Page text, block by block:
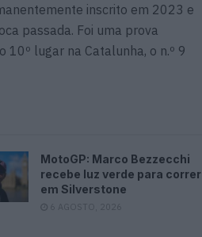
inscrito em 2023 e
passada. Foi uma prova
lugar na Catalunha, o n.º 9
MotoGP: Marco Bezzecchi
recebe luz verde para correr
em Silverstone
6 AGOSTO, 2026